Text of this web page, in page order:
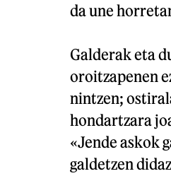
da une
Galderak eta
oroitzapenen
nintzen;
hondartzara
«Jende askok
galdetzen